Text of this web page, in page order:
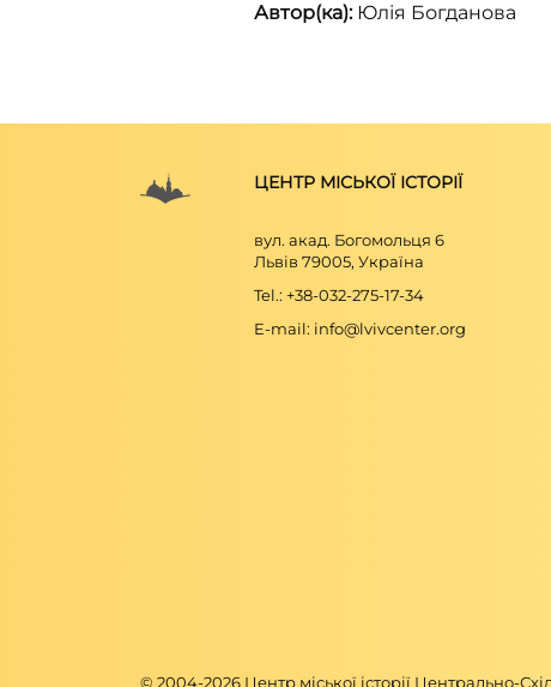
Автор(ка):Юлія Богданова
ЦЕНТР МІСЬКОЇ ІСТОРІЇ
вул. акад. Богомольця 6
Львів 79005, Україна
Tel.: +38-032-275-17-34
E-mail: info@lvivcenter.org
© 2004-2026 Центр міської історії Центрально-